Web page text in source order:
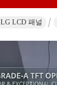
LG LCD 패널